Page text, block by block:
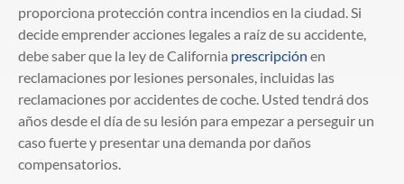
proporciona protección contra incendios en la ciudad. Si
decide emprender acciones legales a raíz de su accidente,
debe saber que la ley de California prescripción en
reclamaciones por lesiones personales, incluidas las
reclamaciones por accidentes de coche. Usted tendrá dos
años desde el día de su lesión para empezar a perseguir un
caso fuerte y presentar una demanda por daños
compensatorios.